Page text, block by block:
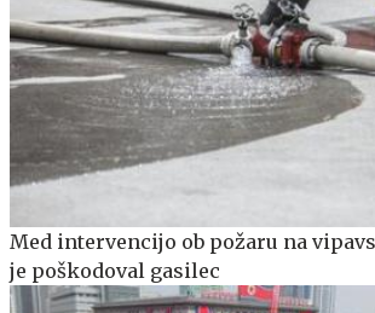
Med intervencijo ob požaru na
je poškodoval gasilec